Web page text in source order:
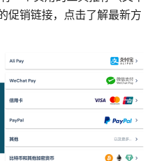
促销链接，点击了解最新方